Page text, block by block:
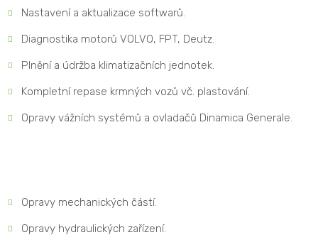
Nastavení a aktualizace softwarů.
Diagnostika motorů VOLVO, FPT, Deutz.
Plnění a údržba klimatizačních jednotek.
Kompletní repase krmných vozů vč. plastování.
Opravy vážních systémů a ovladačů Dinamica Generale.
Opravy mechanických částí.
Opravy hydraulických zařízení.